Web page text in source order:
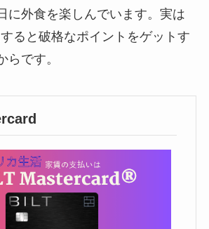
に外食を楽しんでいます。実は
ると破格なポイントをゲットす
らです。